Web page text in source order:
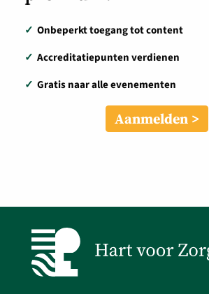
✓ Onbeperkt toegang tot content
✓ Accreditatiepunten verdienen
✓ Gratis naar alle evenementen
Aanmelden